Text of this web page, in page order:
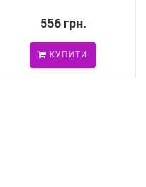
556 грн.
КУПИТИ